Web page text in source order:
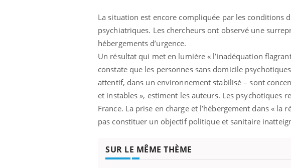
La situation est encore compliquée par les conditions
psychiatriques. Les chercheurs ont observé une
hébergements d’urgence.
Un résultat qui met en lumière « l’inadéquation
constate que les personnes sans domicile
attentif, dans un environnement stabilisé – sont
et instables », estiment les auteurs. Les psychotiques
France. La prise en charge et l’hébergement dans «
pas constituer un objectif politique et sanitaire
SUR LE MÊME THÈME